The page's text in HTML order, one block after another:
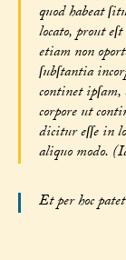
quod habeat
locato, prout
etiam non
ſubſtantia
continet
corpore ut
dicitur eſſe in
aliquo modo.
Et per hoc